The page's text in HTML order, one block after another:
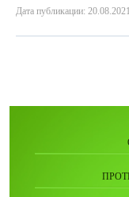
Дата публикации: 20.08.2021